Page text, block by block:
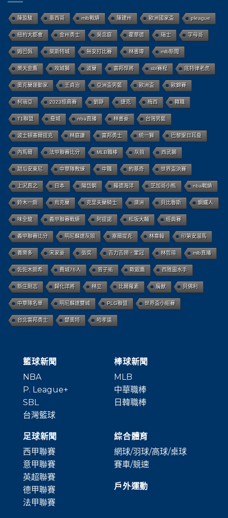
陳盈駿 墨西哥 mlb戰績 陳建州 歐洲國家盃 pleague
紐約大都會 金州勇士 吳念庭 霍華德 瑞士 字母哥
姆巴佩 萊斯特城 無安打比賽 林書瑋 mlb新聞
樂天金鷹 攻城獅 波蘭 富邦悍將 sbl賽程 底特律老虎
奧克蘭運動家 王貞治 亞洲盃男籃 歐洲盃 歐錦賽
柯瑞亞 2023經典賽 劉錚 捷克 梅西 韓職
T1聯盟 曼城 nba直播 林書豪 台灣男籃
波士頓塞爾提克 林庭謙 富邦勇士 統一獅 巴黎聖日耳曼
內馬爾 法甲聯賽比分 MLB職棒 灰狼 西武獅
甜瓜安東尼 中華隊教練 中職 約基奇 世界盃決賽
上沢直之 日本 陽岱鋼 羅德海洋 芝加哥小熊 nba戰績
鈴木一朗 烏克蘭 克里夫蘭騎士 澳洲 貝比魯斯 鋼鐵人
味全龍 義甲聯賽戰績 阿提諾 松坂大輔 經典賽
義甲聯賽比分 明尼蘇達灰狼 塞爾提克 林韋翰 印第安溜馬
養樂多 宋家豪 張奕 吉力吉撈．鞏冠 林哲瑄 mlb直播
佐佐木朗希 費城76人 曾子祐 軟銀鷹 西雅圖水手
新庄剛志 歸化洋將 林立 比爾羅素 魔獸 貝佛利
中華隊名單 明尼蘇達雙城 PLG聯盟 世界盃小組賽
台北富邦勇士 楚奧特 哈孝遠
籃球新聞
NBA
P. League+
SBL
台灣籃球
棒球新聞
MLB
中華職棒
日韓職棒
足球新聞
西甲聯賽
意甲聯賽
英超聯賽
德甲聯賽
法甲聯賽
綜合體育
網球/羽球/高球/桌球
賽車/競速
戶外運動